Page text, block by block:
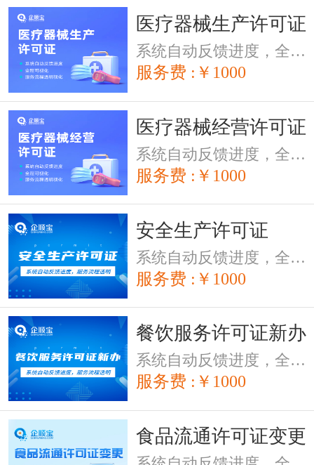
医疗器械生产许可证
系统自动反馈进度，全程可视化，服务流程透明
服务费 :￥1000
医疗器械经营许可证
系统自动反馈进度，全程可视化，服务流程透明
服务费 :￥1000
安全生产许可证
系统自动反馈进度，全程可视化，服务流程透明
服务费 :￥1000
餐饮服务许可证新办
系统自动反馈进度，全程可视化，服务流程透明
服务费 :￥1000
食品流通许可证变更